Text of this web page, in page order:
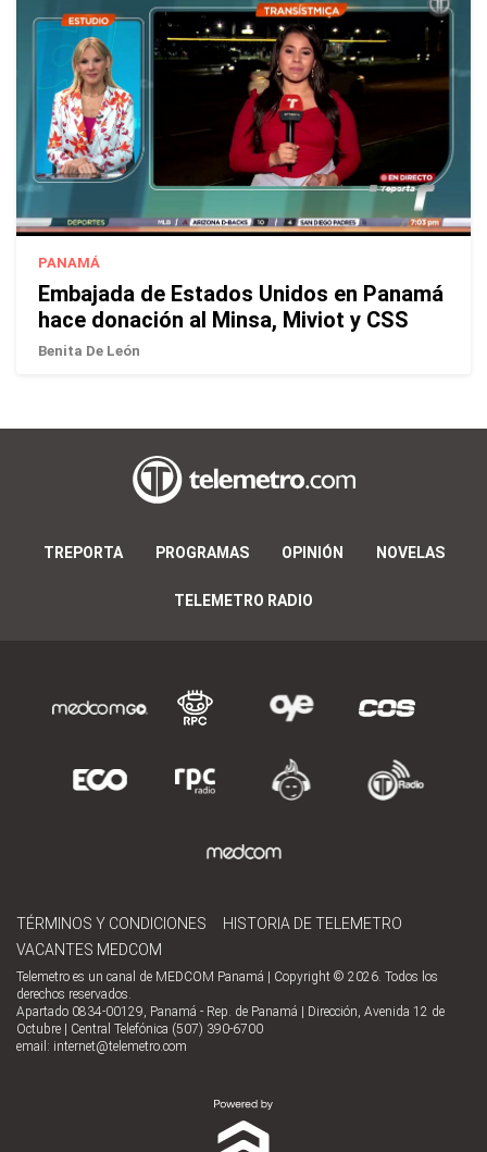
PANAMÁ
Embajada de Estados Unidos en Panamá
hace donación al Minsa, Miviot y CSS
Benita De León
TREPORTA PROGRAMAS OPINIÓN NOVELAS
TELEMETRO RADIO
TÉRMINOS Y CONDICIONES
HISTORIA DE TELEMETRO
VACANTES MEDCOM
Telemetro es un canal de MEDCOM Panamá | Copyright © 2026. Todos los
derechos reservados.
Apartado 0834-00129, Panamá - Rep. de Panamá | Dirección, Avenida 12 de
Octubre | Central Telefónica (507) 390-6700
email: internet@telemetro.com